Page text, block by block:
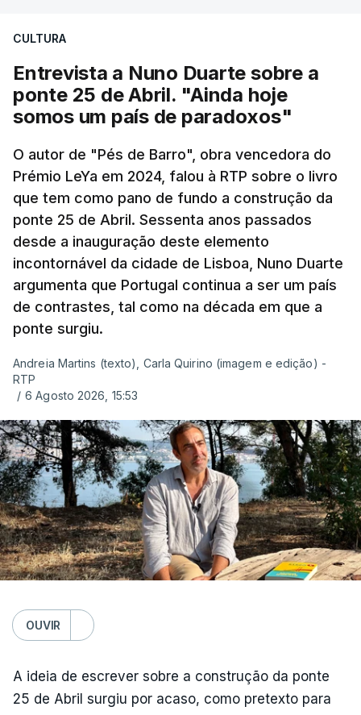
CULTURA
Entrevista a Nuno Duarte sobre a
ponte 25 de Abril. "Ainda hoje
somos um país de paradoxos"
O autor de "Pés de Barro", obra vencedora do
Prémio LeYa em 2024, falou à RTP sobre o livro
que tem como pano de fundo a construção da
ponte 25 de Abril. Sessenta anos passados
desde a inauguração deste elemento
incontornável da cidade de Lisboa, Nuno Duarte
argumenta que Portugal continua a ser um país
de contrastes, tal como na década em que a
ponte surgiu.
Andreia Martins (texto), Carla Quirino (imagem e edição) -
RTP
/ 6 Agosto 2026, 15:53
OUVIR
A ideia de escrever sobre a construção da ponte
25 de Abril surgiu por acaso, como pretexto para